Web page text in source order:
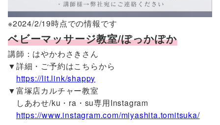
※2024/2/19時点での情報です
ベビーマッサージ教室/ぽっかぽか
講師：はやかわさきさん
▼詳細・ご予約はこちらから
https://lit.link/shappy
▼富塚店カルチャー教室
しあわせ/ku・ra・su専用Instagram
https://www.instagram.com/miyashita.tomitsuka/